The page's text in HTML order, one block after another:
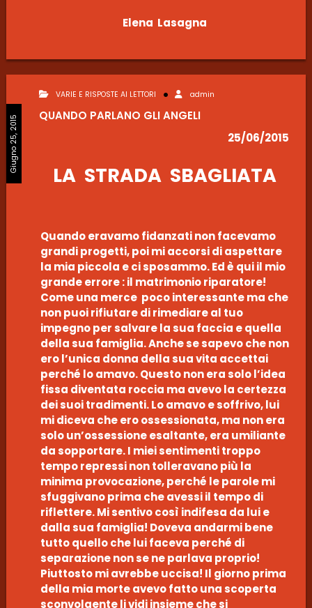
Elena Lasagna
Giugno 25, 2015
VARIE E RISPOSTE AI LETTORI admin
QUANDO PARLANO GLI ANGELI
25/06/2015
LA STRADA SBAGLIATA
Quando eravamo fidanzati non facevamo
grandi progetti, poi mi accorsi di aspettare
la mia piccola e ci sposammo. Ed è qui il mio
grande errore : il matrimonio riparatore!
Come una merce poco interessante ma che
non puoi rifiutare di rimediare al tuo
impegno per salvare la sua faccia e quella
della sua famiglia. Anche se sapevo che non
ero l’unica donna della sua vita accettai
perché lo amavo. Questo non era solo l’idea
fissa diventata roccia ma avevo la certezza
dei suoi tradimenti. Lo amavo e soffrivo, lui
mi diceva che ero ossessionata, ma non era
solo un’ossessione esaltante, era umiliante
da sopportare. I miei sentimenti troppo
tempo repressi non tolleravano più la
minima provocazione, perché le parole mi
sfuggivano prima che avessi il tempo di
riflettere. Mi sentivo così indifesa da lui e
dalla sua famiglia! Doveva andarmi bene
tutto quello che lui faceva perché di
separazione non se ne parlava proprio!
Piuttosto mi avrebbe uccisa! Il giorno prima
della mia morte avevo fatto una scoperta
sconvolgente li vidi insieme che si